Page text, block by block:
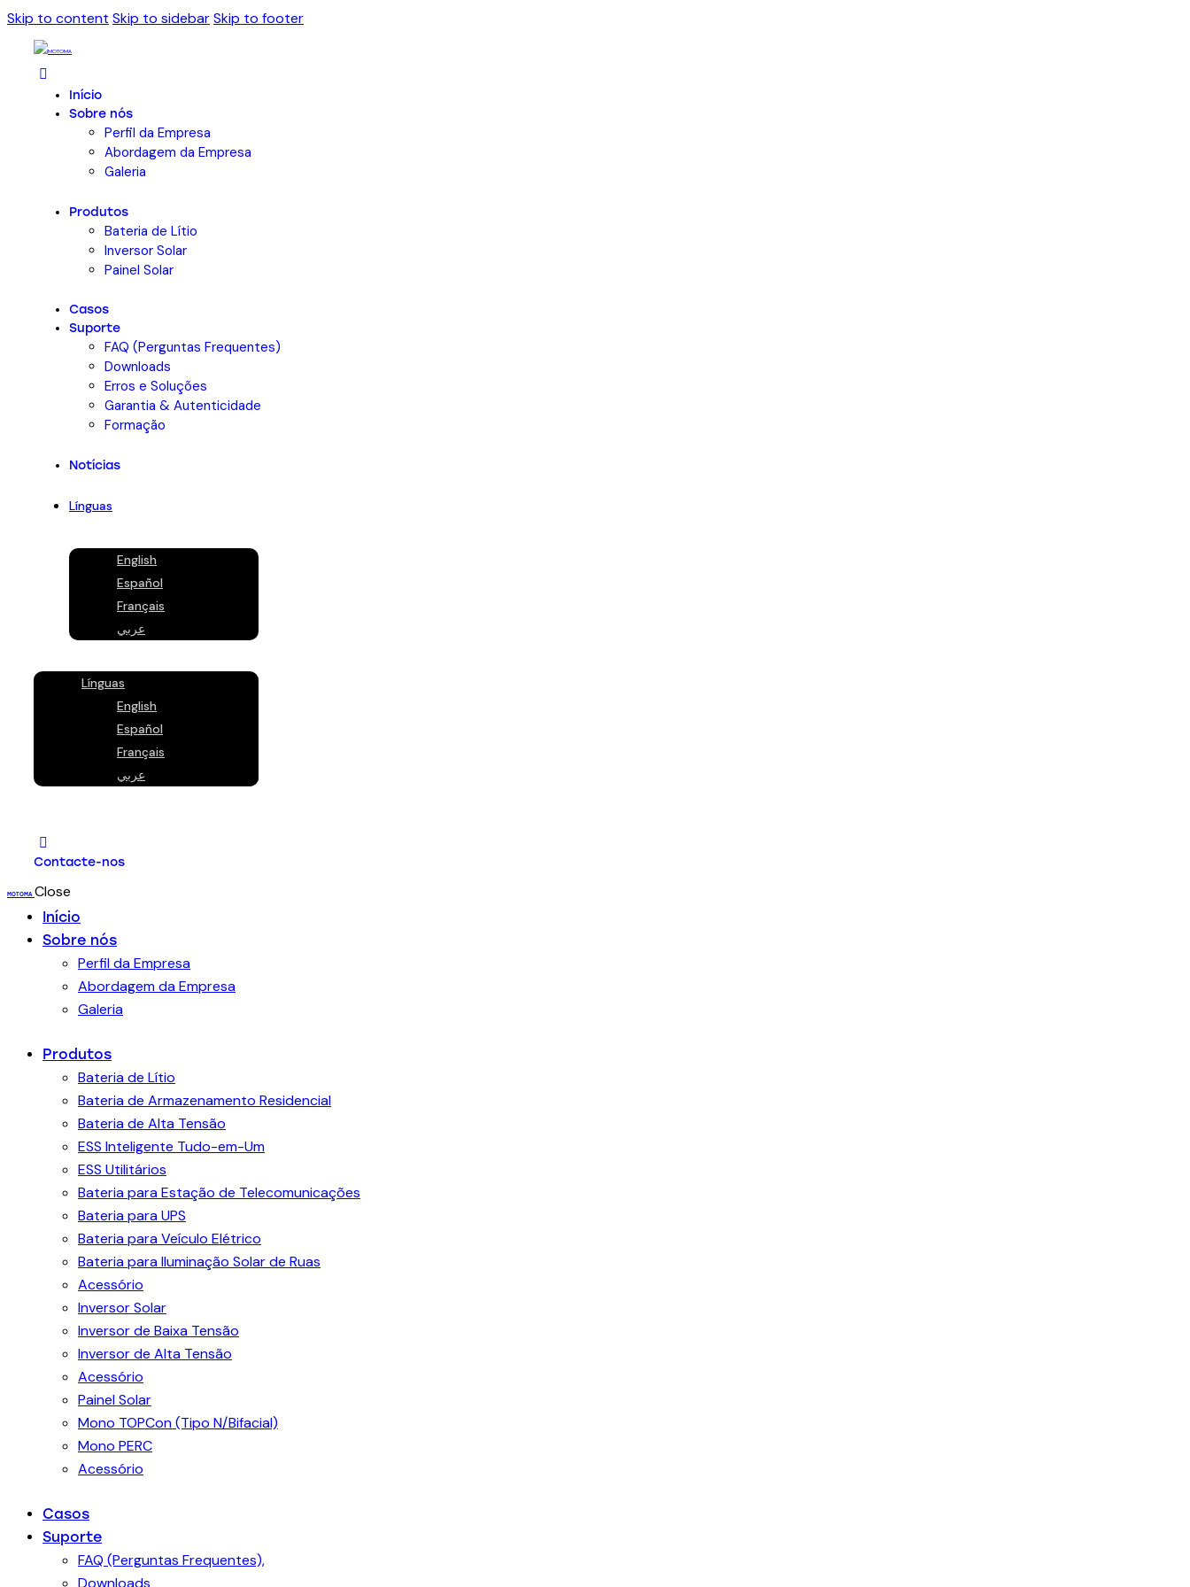
Skip to content Skip to sidebarSkip to footer
Início
Sobre nós
Perfil da Empresa
Abordagem da Empresa
Galeria
Produtos
Bateria de Lítio
Inversor Solar
Painel Solar
Casos
Suporte
FAQ (Perguntas Frequentes)
Downloads
Erros e Soluções
Garantia & Autenticidade
Formação
Notícias
Línguas
English
Español
Français
عربي
Línguas
English
Español
Français
عربي
Contacte-nos
MOTOMA Close
Início
Sobre nós
Perfil da Empresa
Abordagem da Empresa
Galeria
Produtos
Bateria de Lítio
Bateria de Armazenamento Residencial
Bateria de Alta Tensão
ESS Inteligente Tudo-em-Um
ESS Utilitários
Bateria para Estação de Telecomunicações
Bateria para UPS
Bateria para Veículo Elétrico
Bateria para Iluminação Solar de Ruas
Acessório
Inversor Solar
Inversor de Baixa Tensão
Inversor de Alta Tensão
Acessório
Painel Solar
Mono TOPCon (Tipo N/Bifacial)
Mono PERC
Acessório
Casos
Suporte
FAQ (Perguntas Frequentes),
Downloads